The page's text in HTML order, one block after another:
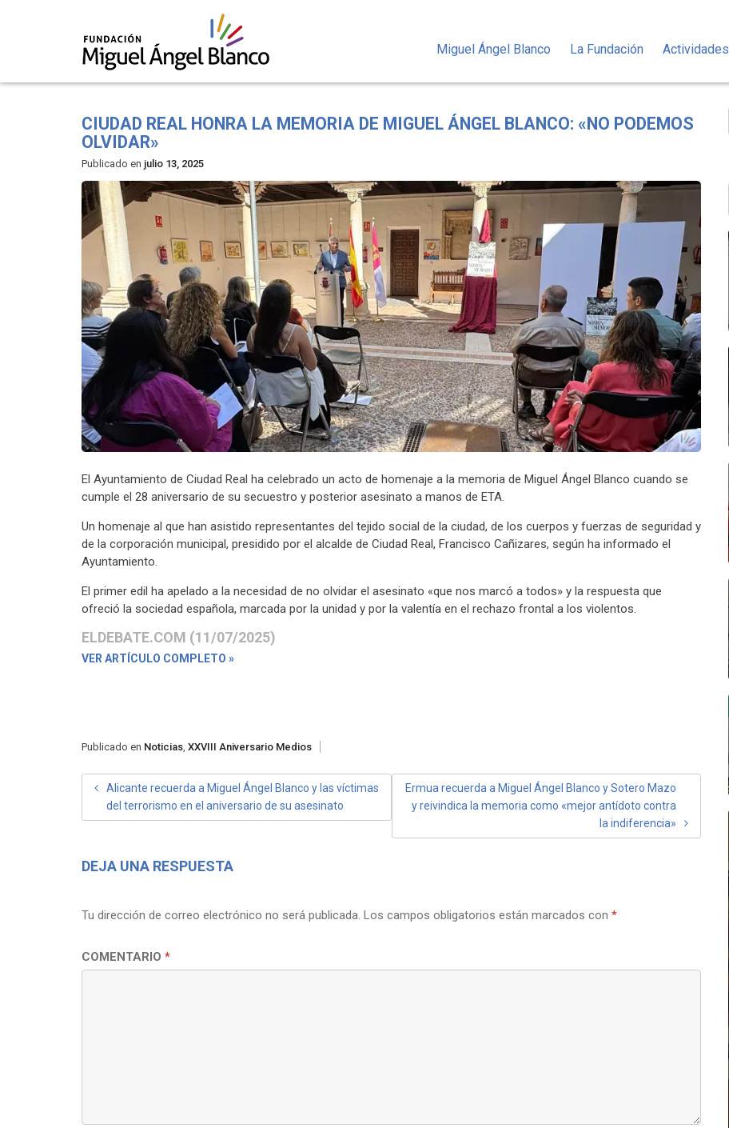
Miguel Ángel Blanco La Fundación Actividades
CIUDAD REAL HONRA LA MEMORIA DE MIGUEL ÁNGEL BLANCO: «NO PODEMOS
OLVIDAR»
Publicado en julio 13, 2025
El Ayuntamiento de Ciudad Real ha celebrado un acto de homenaje a la memoria de Miguel Ángel Blanco cuando se
cumple el 28 aniversario de su secuestro y posterior asesinato a manos de ETA.
Un homenaje al que han asistido representantes del tejido social de la ciudad, de los cuerpos y fuerzas de seguridad y
de la corporación municipal, presidido por el alcalde de Ciudad Real, Francisco Cañizares, según ha informado el
Ayuntamiento.
El primer edil ha apelado a la necesidad de no olvidar el asesinato «que nos marcó a todos» y la respuesta que
ofreció la sociedad española, marcada por la unidad y por la valentía en el rechazo frontal a los violentos.
ELDEBATE.COM (11/07/2025)
VER ARTÍCULO COMPLETO »
Publicado en Noticias XXVIII Aniversario Medios
NAVEGACIÓN
DE
Alicante recuerda a Miguel Ángel Blanco y las víctimas
del terrorismo en el aniversario de su asesinato
Ermua recuerda a Miguel Ángel Blanco y Sotero Mazo
y reivindica la memoria como «mejor antídoto contra
la indiferencia»
DEJA UNA RESPUESTA
Tu dirección de correo electrónico no será publicada. Los campos obligatorios están marcados con *
COMENTARIO *